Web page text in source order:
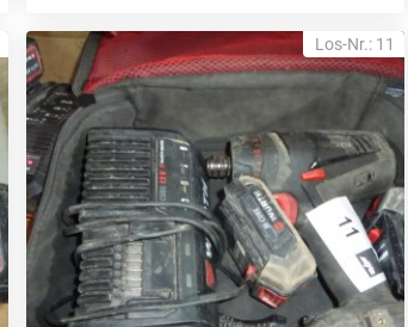
Los-Nr.: 11